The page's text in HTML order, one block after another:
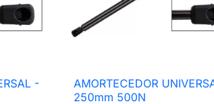
-
 Vista rápida
AMORTECEDOR
250mm 500N